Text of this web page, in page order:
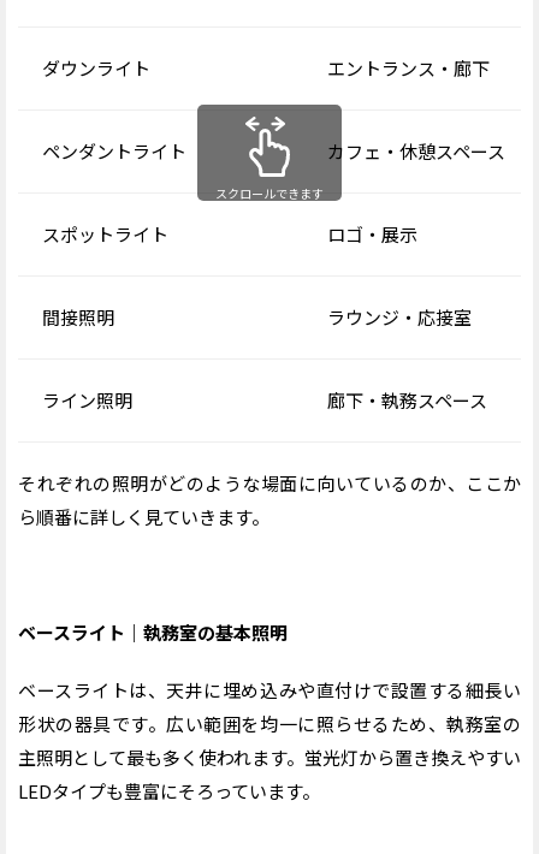
ダウンライト エントランス・廊下
ペンダントライト カフェ・ 休憩スペース
スポットライト ロゴ・展示
間接照明 ラウンジ・応接室
ライン照明 廊下・執務スペース
スクロールできます
それぞれの照明がどのような場面に向いているのか、ここか
ら順番に詳しく見ていきます。
ベースライト｜執務室の基本照明
ベースライトは、天井に埋め込みや直付けで設置する細長い
形状の器具です。広い範囲を均一に照らせるため、執務室の
主照明として最も多く使われます。蛍光灯から置き換えやすい
LEDタイプも豊富にそろっています。